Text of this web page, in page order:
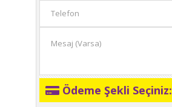
Ödeme Şekli Seçiniz: